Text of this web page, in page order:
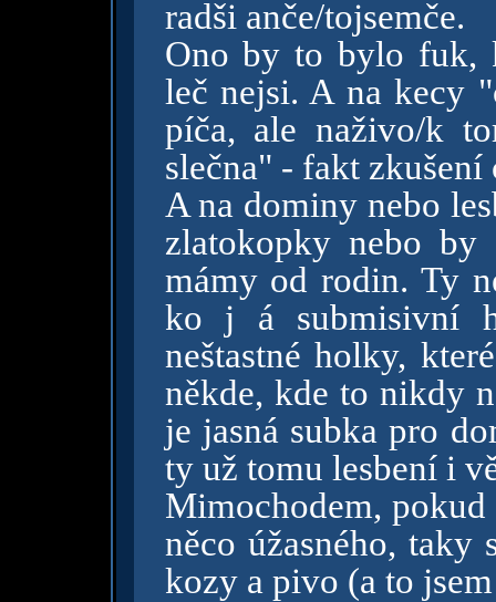
radši anče/tojsemče.
Ono by to bylo fuk,
leč nejsi. A na kecy
píča, ale naživo/k
slečna" - fakt
A na dominy nebo
zlatokopky nebo
mámy od rodin. Ty
ko j á submisivní
neštastné holky,
někde, kde to nikdy
je jasná subka pro
ty už tomu lesbení i
Mimochodem,
něco úžasného, taky
kozy a pivo (a to